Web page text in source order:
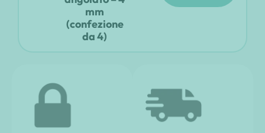
mm
(confezione
da 4)